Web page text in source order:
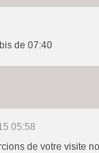
de 07:40
05:58
de votre visite